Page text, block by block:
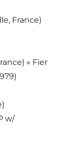
France)
« Fier
w/